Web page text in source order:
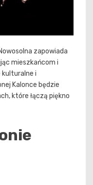
zapowiada
mieszkańcom i
i
Kalonce będzie
które łączą piękno